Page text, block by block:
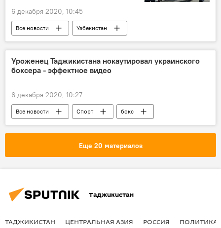
6 декабря 2020, 10:45
Все новости
Узбекистан
Центральная Азия
Уроженец Таджикистана нокаутировал украинского
боксера - эффектное видео
6 декабря 2020, 10:27
Все новости Спорт
бокс
Украина
нокаут
Россия
Таджикистан
Еще 20 материалов
Таджикистан
ТАДЖИКИСТАН ЦЕНТРАЛЬНАЯ АЗИЯ РОССИЯ ПОЛИТИКА